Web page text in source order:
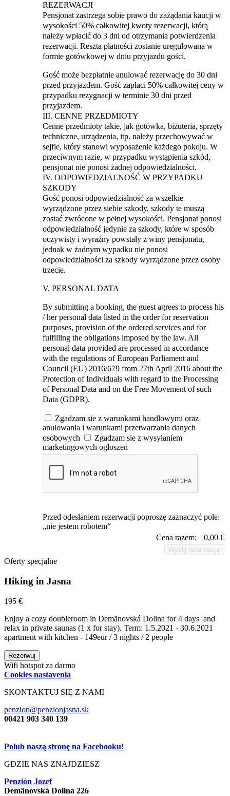
REZERWACJI
Pensjonat zastrzega sobie prawo do zażądania kaucji w
wysokości 50% całkowitej kwoty rezerwacji, którą
należy wpłacić do 3 dni od otrzymania potwierdzenia
rezerwacji. Reszta płatności zostanie uregulowana w
formie gotówkowej w dniu przyjazdu gości.
Gość może bezpłatnie anulować rezerwację do 30 dni
przed przyjazdem. Gość zapłaci 50% całkowitej ceny w
przypadku rezygnacji w terminie 30 dni przed
przyjazdem.
III. CENNE PRZEDMIOTY
Cenne przedmioty takie, jak gotówka, biżuteria, sprzęty
techniczne, urządzenia, itp. należy przechowywać w
sejfie, który stanowi wyposażenie każdego pokoju. W
przeciwnym razie, w przypadku wystąpienia szkód,
pensjonat nie ponosi żadnej odpowiedzialności.
IV. ODPOWIEDZIALNOŚĆ W PRZYPADKU
SZKODY
Gość ponosi odpowiedzialność za wszelkie
wyrządzone przez siebie szkody, szkody te muszą
zostać zwrócone w pełnej wysokości. Pensjonat ponosi
odpowiedzialność jedynie za szkody, które w sposób
oczywisty i wyraźny powstały z winy pensjonatu,
jednak w żadnym wypadku nie ponosi
odpowiedzialności za szkody wyrządzone przez osoby
trzecie.
V. PERSONAL DATA
By submitting a booking, the guest agrees to process his
/ her personal data listed in the order for reservation
purposes, provision of the ordered services and for
fulfilling the obligations imposed by the law. All
personal data provided are processed in accordance
with the regulations of European Parliament and
Council (EU) 2016/679 from 27th April 2016 about the
Protection of Individuals with regard to the Processing
of Personal Data and on the Free Movement of such
Data (GDPR).
Zgadzam sie z warunkami handlowymi oraz
anulowania i warunkami przetwarzania danych
osobowych
Zgadzam sie z wysyłaniem
marketingowych ogłoszeń
Przed odesłaniem rezerwacji poproszę zaznaczyć pole:
„nie jestem robotem“
Cena razem:
0,00 €
Wyślij rezerwację
Oferty specjalne
Hiking in Jasna
195 €
Enjoy a cozy doubleroom in Demänovská Dolina for 4 days and
relax in private saunas (1 x for stay). Term: 1.5.2021 - 30.6.2021
apartment with kitchen - 149eur / 3 nights / 2 people
Rezerwuj
Wifi hotspot za darmo
Cookies nastavenia
SKONTAKTUJ SIĘ Z NAMI
penzion@penzionjasna.sk
00421 903 340 139
Polub naszą stronę na Facebooku!
GDZIE NAS ZNAJDZIESZ
Penzión Jozef
Demänovská Dolina 226